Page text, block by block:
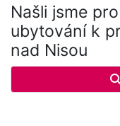
Našli jsme
ubytování k
nad Nisou